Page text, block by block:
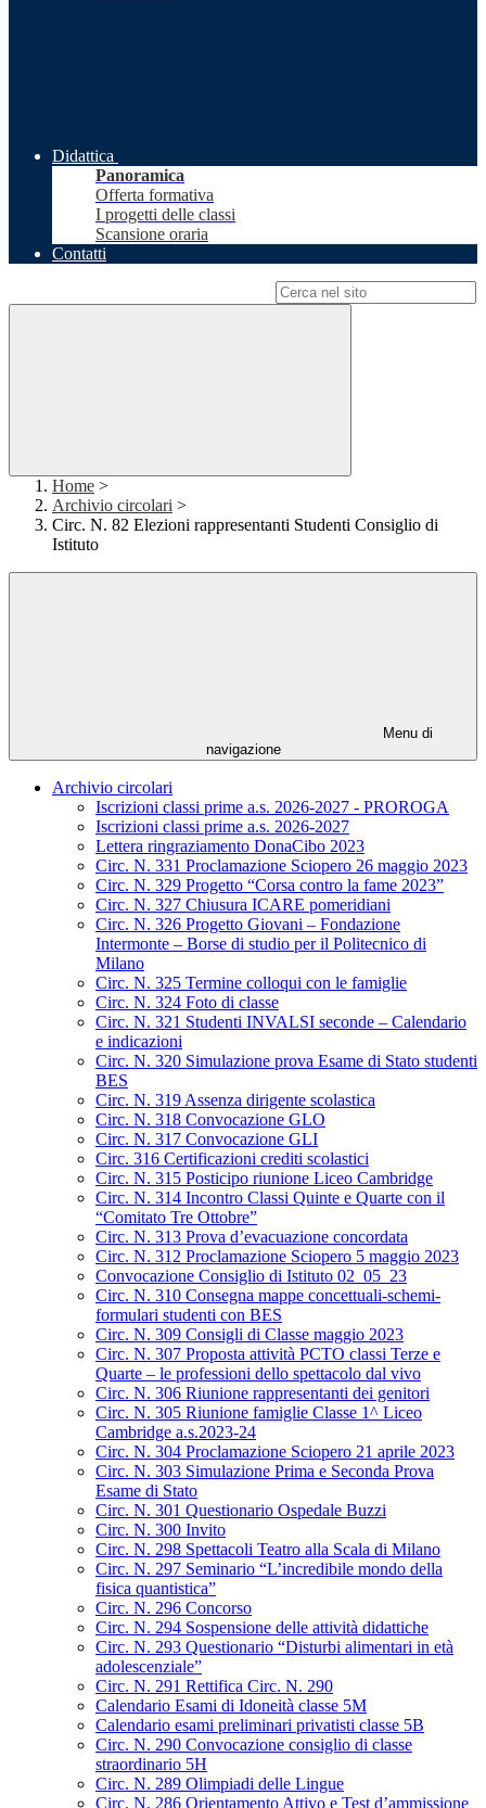
Didattica
Panoramica
Offerta formativa
I progetti delle classi
Scansione oraria
Contatti
Home >
Archivio circolari >
Circ. N. 82 Elezioni rappresentanti Studenti Consiglio di
Istituto
Menu di
navigazione
Archivio circolari
Iscrizioni classi prime a.s. 2026-2027 - PROROGA
Iscrizioni classi prime a.s. 2026-2027
Lettera ringraziamento DonaCibo 2023
Circ. N. 331 Proclamazione Sciopero 26 maggio 2023
Circ. N. 329 Progetto “Corsa contro la fame 2023”
Circ. N. 327 Chiusura ICARE pomeridiani
Circ. N. 326 Progetto Giovani – Fondazione
Intermonte – Borse di studio per il Politecnico di
Milano
Circ. N. 325 Termine colloqui con le famiglie
Circ. N. 324 Foto di classe
Circ. N. 321 Studenti INVALSI seconde – Calendario
e indicazioni
Circ. N. 320 Simulazione prova Esame di Stato studenti
BES
Circ. N. 319 Assenza dirigente scolastica
Circ. N. 318 Convocazione GLO
Circ. N. 317 Convocazione GLI
Circ. 316 Certificazioni crediti scolastici
Circ. N. 315 Posticipo riunione Liceo Cambridge
Circ. N. 314 Incontro Classi Quinte e Quarte con il
“Comitato Tre Ottobre”
Circ. N. 313 Prova d’evacuazione concordata
Circ. N. 312 Proclamazione Sciopero 5 maggio 2023
Convocazione Consiglio di Istituto 02_05_23
Circ. N. 310 Consegna mappe concettuali-schemi-
formulari studenti con BES
Circ. N. 309 Consigli di Classe maggio 2023
Circ. N. 307 Proposta attività PCTO classi Terze e
Quarte – le professioni dello spettacolo dal vivo
Circ. N. 306 Riunione rappresentanti dei genitori
Circ. N. 305 Riunione famiglie Classe 1^ Liceo
Cambridge a.s.2023-24
Circ. N. 304 Proclamazione Sciopero 21 aprile 2023
Circ. N. 303 Simulazione Prima e Seconda Prova
Esame di Stato
Circ. N. 301 Questionario Ospedale Buzzi
Circ. N. 300 Invito
Circ. N. 298 Spettacoli Teatro alla Scala di Milano
Circ. N. 297 Seminario “L’incredibile mondo della
fisica quantistica”
Circ. N. 296 Concorso
Circ. N. 294 Sospensione delle attività didattiche
Circ. N. 293 Questionario “Disturbi alimentari in età
adolescenziale”
Circ. N. 291 Rettifica Circ. N. 290
Calendario Esami di Idoneità classe 5M
Calendario esami preliminari privatisti classe 5B
Circ. N. 290 Convocazione consiglio di classe
straordinario 5H
Circ. N. 289 Olimpiadi delle Lingue
Circ. N. 286 Orientamento Attivo e Test d’ammissione